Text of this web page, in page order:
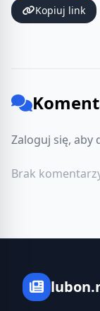
Kopiuj link
Zaloguj się, aby
Brak